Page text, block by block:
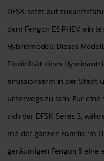
DFSK setzt auf
dem Fengon E5 PHEV ein
Hybridmodell. Dieses
Flexibilität eines
emissionsarm in der Stadt
unterwegs zu sein. Für
sich der DFSK Seres 3,
mit der ganzen Familie im
geräumigen Fengon 5 eine